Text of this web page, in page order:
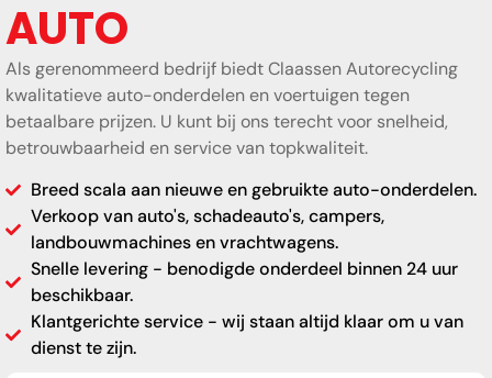
AUTO
Als gerenommeerd bedrijf biedt Claassen Autorecycling
kwalitatieve auto-onderdelen en voertuigen tegen
betaalbare prijzen. U kunt bij ons terecht voor snelheid,
betrouwbaarheid en service van topkwaliteit.
Breed scala aan nieuwe en gebruikte auto-onderdelen.
Verkoop van auto's, schadeauto's, campers,
landbouwmachines en vrachtwagens.
Snelle levering - benodigde onderdeel binnen 24 uur
beschikbaar.
Klantgerichte service - wij staan altijd klaar om u van
dienst te zijn.